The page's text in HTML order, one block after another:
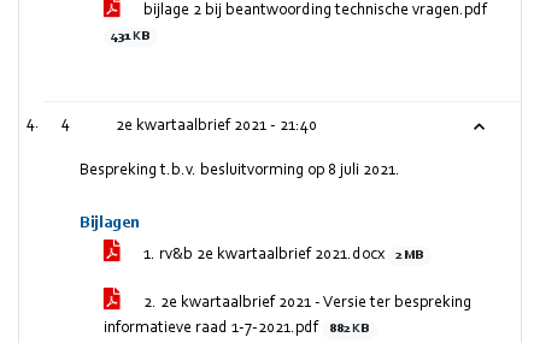
bijlage 2 bij beantwoording technische vragen.pdf
431 KB
4 2e kwartaalbrief 2021 - 21:40
Bespreking t.b.v. besluitvorming op 8 juli 2021.
Bijlagen
1. rv&b 2e kwartaalbrief 2021.docx
2 MB
2. 2e kwartaalbrief 2021 - Versie ter bespreking
informatieve raad 1-7-2021.pdf
882 KB